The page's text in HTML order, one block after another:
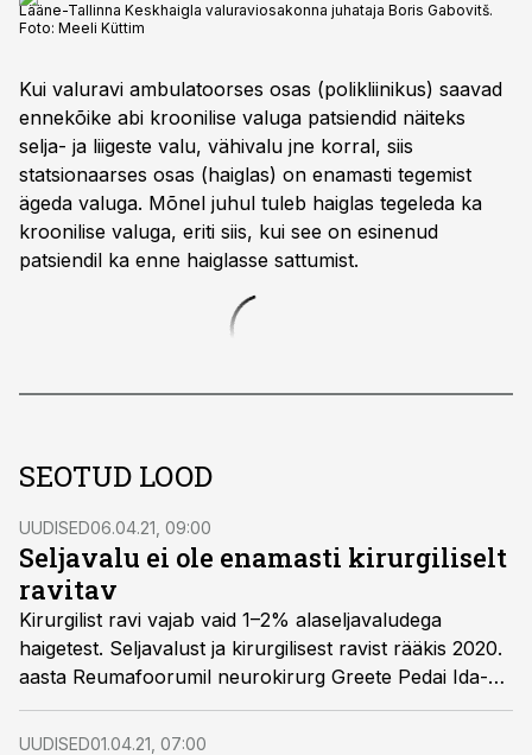
Lääne-Tallinna Keskhaigla valuraviosakonna juhataja Boris Gabovitš.
Foto: Meeli Küttim
Kui valuravi ambulatoorses osas (polikliinikus) saavad
ennekõike abi kroonilise valuga patsiendid näiteks
selja- ja liigeste valu, vähivalu jne korral, siis
statsionaarses osas (haiglas) on enamasti tegemist
ägeda valuga. Mõnel juhul tuleb haiglas tegeleda ka
kroonilise valuga, eriti siis, kui see on esinenud
patsiendil ka enne haiglasse sattumist.
SEOTUD LOOD
UUDISED06.04.21, 09:00
Seljavalu ei ole enamasti kirurgiliselt
ravitav
Kirurgilist ravi vajab vaid 1–2% alaseljavaludega
haigetest. Seljavalust ja kirurgilisest ravist rääkis 2020.
aasta Reumafoorumil neurokirurg Greete Pedai Ida-
Tallinna Keskhaigla lülisambakirurgia keskusest.
UUDISED01.04.21, 07:00